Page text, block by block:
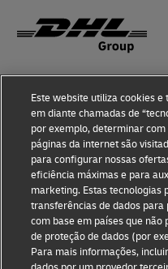
Notificação judicial
Termos de Uso
Declaração de privacidade
Informações adicionais
Configurações de cookies
Este website utiliza cookies
em diante chamadas de
por exemplo, determinar
páginas da internet são
para configurar nossas
eficiência máximas e para
marketing. Estas tecnologias
transferências de dados
com base em países que não
de proteção de dados (por
Para mais informações,